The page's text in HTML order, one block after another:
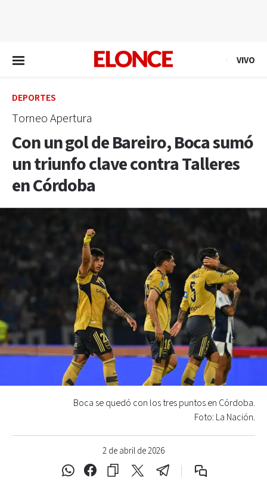
VIVO
DEPORTES
Torneo Apertura
Con un gol de Bareiro, Boca sumó
un triunfo clave contra Talleres
en Córdoba
2 de abril de 2026
Boca se quedó con los tres puntos en Córdoba.
Foto: La Nación.